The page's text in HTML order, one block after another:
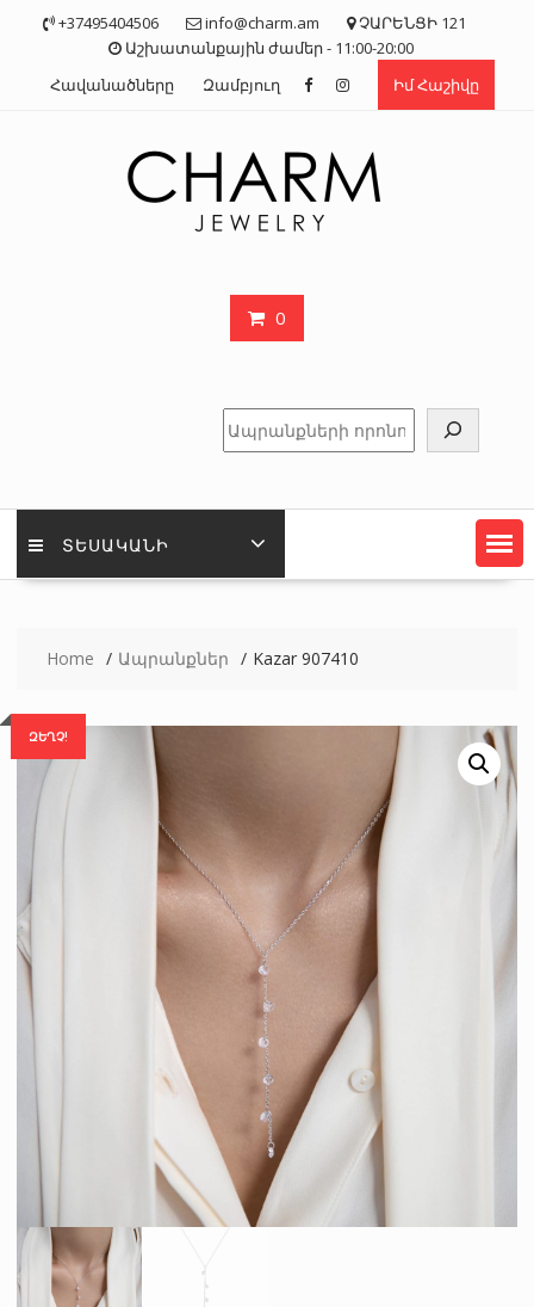
+37495404506 info@charm.am
ՉԱՐԵՆՑԻ 121
Աշխատանքային ժամեր - 11:00-20:00
Հավանածները
Զամբյուղ Իմ Հաշիվը
0
Որոնել
ՏԵՍԱԿԱՆԻ
Home Ապրանքներ Kazar 907410
ԶԵՂՉ!